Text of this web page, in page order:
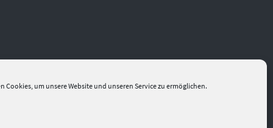
Cookies, um unsere Website und unseren Service zu ermöglichen.